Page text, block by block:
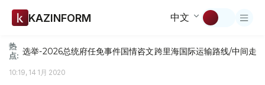
KAZINFORM 中文
热
点: 选举-2026总统府任免事件国情咨文跨里海国际运输路线/中间走廊
10:19, 14 1月 2020